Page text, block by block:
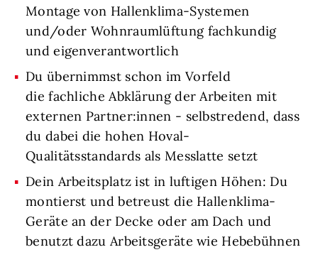
Montage von Hallenklima-Systemen
und/oder Wohnraumlüftung fachkundig
und eigenverantwortlich
Du übernimmst schon im Vorfeld
die fachliche Abklärung der Arbeiten mit
externen Partner:innen - selbstredend, dass
du dabei die hohen Hoval-
Qualitätsstandards als Messlatte setzt
Dein Arbeitsplatz ist in luftigen Höhen: Du
montierst und betreust die Hallenklima-
Geräte an der Decke oder am Dach und
benutzt dazu Arbeitsgeräte wie Hebebühnen